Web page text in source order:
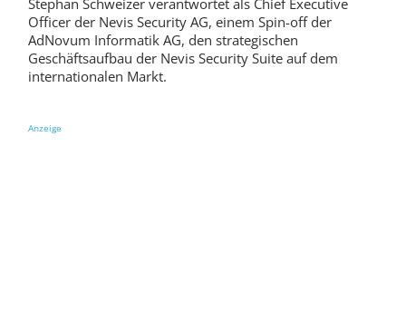
Stephan Schweizer verantwortet als Chief Executive
Officer der Nevis Security AG, einem Spin-off der
AdNovum Informatik AG, den strategischen
Geschäftsaufbau der Nevis Security Suite auf dem
internationalen Markt.
Anzeige